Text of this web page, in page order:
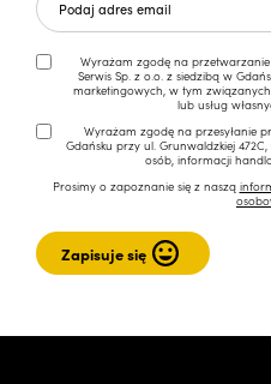
Wyrażam zgodę na
Serwis Sp. z o.o. z siedzibą w
marketingowych, w tym
lub usług
Wyrażam zgodę na przesyłanie
Gdańsku przy ul. Grunwaldzkiej
osób, informacji
Prosimy o zapoznanie się z naszą